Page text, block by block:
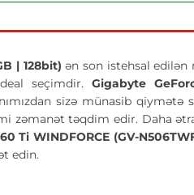
| 128bit)ən son istehsal
seçimdir.Gigabyte
sizə münasib qiymətə
zəmanət təqdim edir. Daha
Ti WINDFORCE (GV-
edin.